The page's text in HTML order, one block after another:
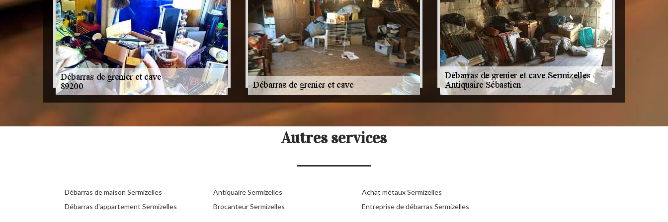
Autres services
Débarras de maison Sermizelles
Débarras d'appartement Sermizelles
Antiquaire Sermizelles
Brocanteur Sermizelles
Achat métaux Sermizelles
Entreprise de débarras Sermizelles